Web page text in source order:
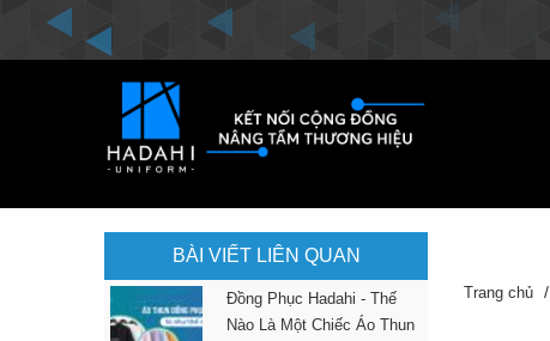
BÀI VIẾT LIÊN QUAN
Đồng Phục Hadahi - Thế
Nào Là Một Chiếc Áo Thun
Trang chủ